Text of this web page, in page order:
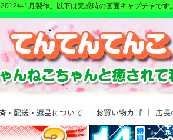
2012年1月製作。以下は完成時の画面キャプチャです。